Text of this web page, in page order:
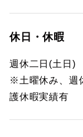
休日・休暇
週休二日(土日)
※土曜休み、週
護休暇実績有